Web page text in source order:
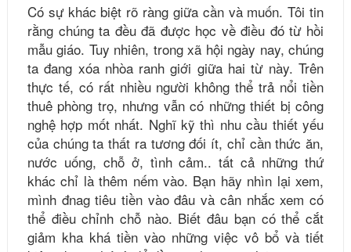
Có sự khác biệt rõ ràng giữa cần và muốn. Tôi tin
rằng chúng ta đều đã được học về điều đó từ hồi
mẫu giáo. Tuy nhiên, trong xã hội ngày nay, chúng
ta đang xóa nhòa ranh giới giữa hai từ này. Trên
thực tế, có rất nhiều người không thể trả nổi tiền
thuê phòng trọ, nhưng vẫn có những thiết bị công
nghệ hợp mốt nhất. Nghĩ kỹ thì nhu cầu thiết yếu
của chúng ta thất ra tương đối ít, chỉ cần thức ăn,
nước uống, chỗ ở, tình cảm.. tất cả những thứ
khác chỉ là thêm nếm vào. Bạn hãy nhìn lại xem,
mình đnag tiêu tiền vào đâu và cân nhắc xem có
thể điều chỉnh chỗ nào. Biết đâu bạn có thể cắt
giảm kha khá tiền vào những việc vô bổ và tiết